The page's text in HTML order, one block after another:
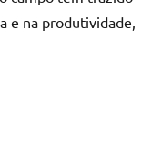
e na produtividade,